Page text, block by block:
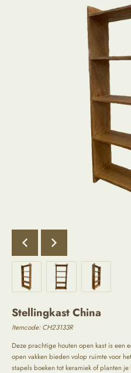
Stellingkast China
Itemcode: CH23133R
Deze prachtige houten open kast is een
open vakken bieden volop ruimte voor
stapels boeken tot keramiek of planten